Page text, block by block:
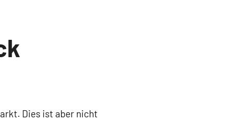
Dies ist aber nicht